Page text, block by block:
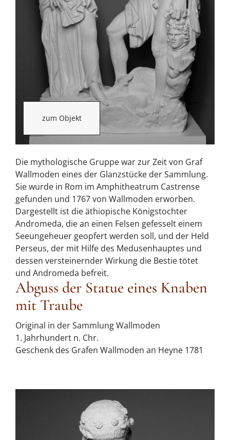
zum Objekt
Die mythologische Gruppe war zur Zeit von Graf
Wallmoden eines der Glanzstücke der Sammlung.
Sie wurde in Rom im Amphitheatrum Castrense
gefunden und 1767 von Wallmoden erworben.
Dargestellt ist die äthiopische Königstochter
Andromeda, die an einen Felsen gefesselt einem
Seeungeheuer geopfert werden soll, und der Held
Perseus, der mit Hilfe des Medusenhauptes und
dessen versteinernder Wirkung die Bestie tötet
und Andromeda befreit.
Abguss der Statue eines Knaben
mit Traube
Original in der Sammlung Wallmoden
1. Jahrhundert n. Chr.
Geschenk des Grafen Wallmoden an Heyne 1781